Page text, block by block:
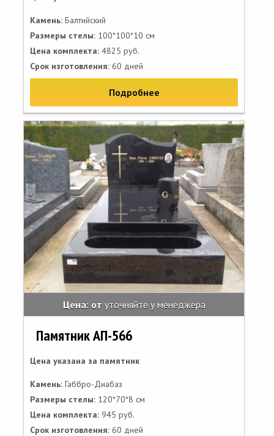
Камень: Балтийский
Размеры стелы: 100*100*10 см
Цена комплекта: 4825 руб.
Срок изготовления: 60 дней
Подробнее
Цена: от уточняйте у менеджера
Памятник АП-566
Цена указана за памятник
Камень: Габбро-Диабаз
Размеры стелы: 120*70*8 см
Цена комплекта: 945 руб.
Срок изготовления: 60 дней